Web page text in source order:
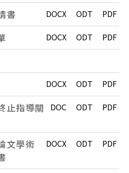
書 DOCX ODT PDF
DOCX ODT PDF
DOCX ODT PDF
止指導關
DOC ODT PDF
文學術
DOCX ODT PDF